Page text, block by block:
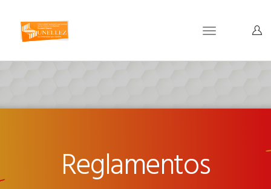
Toggle
Reglamentos